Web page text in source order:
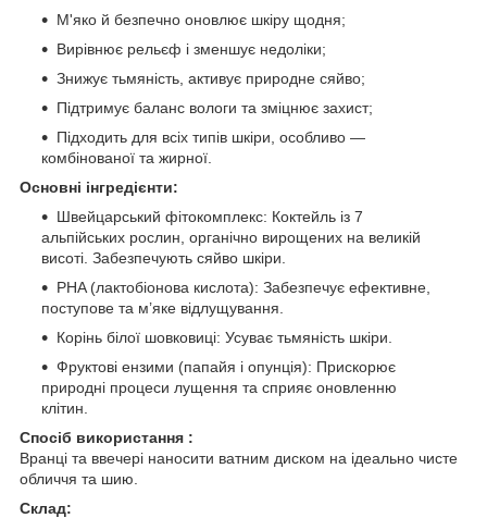
М'яко й безпечно оновлює шкіру щодня;
Вирівнює рельєф і зменшує недоліки;
Знижує тьмяність, активує природне сяйво;
Підтримує баланс вологи та зміцнює захист;
Підходить для всіх типів шкіри, особливо —
комбінованої та жирної.
Основні інгредієнти:
Швейцарський фітокомплекс: Коктейль із 7
альпійських рослин, органічно вирощених на великій
висоті. Забезпечують сяйво шкіри.
PHA (лактобіонова кислота): Забезпечує ефективне,
поступове та м’яке відлущування.
Корінь білої шовковиці: Усуває тьмяність шкіри.
Фруктові ензими (папайя і опунція): Прискорює
природні процеси лущення та сприяє оновленню
клітин.
Спосіб використання :
Вранці та ввечері наносити ватним диском на ідеально чисте
обличчя та шию.
Склад: